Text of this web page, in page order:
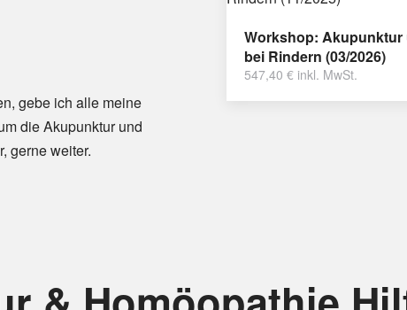
gebe ich alle meine
die Akupunktur und
gerne weiter.
Workshop:
bei Rindern (03/2026)
547,40 € inkl. MwSt.